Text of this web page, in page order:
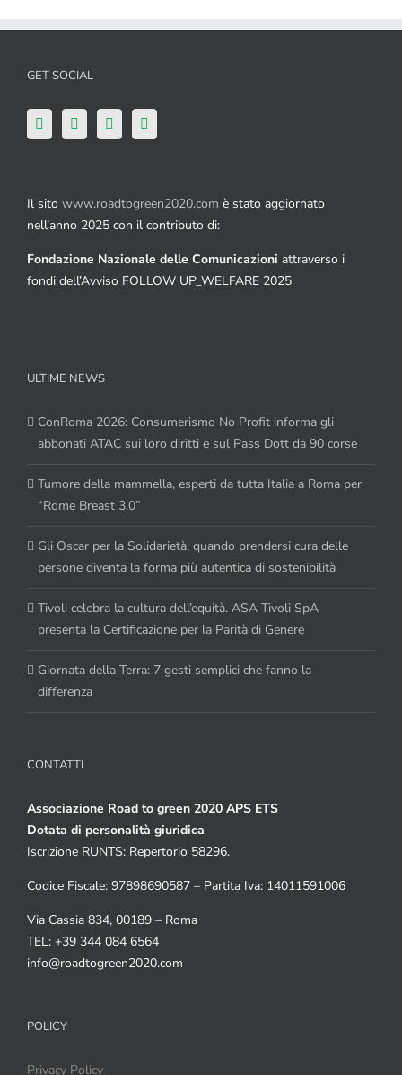
gratowin
uk online casinos list
GET SOCIAL
Il sito www.roadtogreen2020.com è stato aggiornato
nell’anno 2025 con il contributo di:
Fondazione Nazionale delle Comunicazioni attraverso i
fondi dell’Avviso FOLLOW UP_WELFARE 2025
ULTIME NEWS
ConRoma 2026: Consumerismo No Profit informa gli
abbonati ATAC sui loro diritti e sul Pass Dott da 90 corse
Tumore della mammella, esperti da tutta Italia a Roma per
“Rome Breast 3.0”
Gli Oscar per la Solidarietà, quando prendersi cura delle
persone diventa la forma più autentica di sostenibilità
Tivoli celebra la cultura dell’equità. ASA Tivoli SpA
presenta la Certificazione per la Parità di Genere
Giornata della Terra: 7 gesti semplici che fanno la
differenza
CONTATTI
Associazione Road to green 2020 APS ETS
Dotata di personalità giuridica
Iscrizione RUNTS: Repertorio 58296.
Codice Fiscale: 97898690587 – Partita Iva: 14011591006
Via Cassia 834, 00189 – Roma
TEL: +39 344 084 6564
info@roadtogreen2020.com
POLICY
Privacy Policy